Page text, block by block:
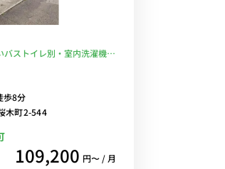
ストイレ別・室内洗濯機の
8分
木町2-544
109,200 円〜 / 月